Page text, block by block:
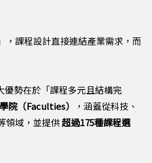
，課程設計直接連結產業需求，而
勢在於「課程多元且結構完
院（Faculties）
，涵蓋從科技、
領域，並提供超過175種課程選